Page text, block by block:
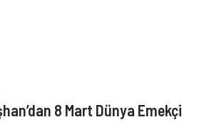
8 Mart Dünya Emekçi